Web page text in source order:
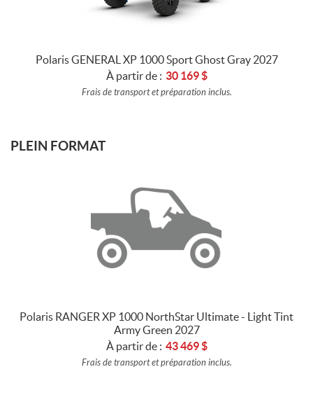
Polaris GENERAL XP 1000 Sport Ghost Gray 2027
À partir de : 30 169$
Frais de transport et préparation inclus.
PLEIN FORMAT
Polaris RANGER XP 1000 NorthStar Ultimate - Light Tint
Army Green 2027
À partir de : 43 469$
Frais de transport et préparation inclus.